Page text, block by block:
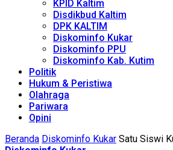
KPID Kaltim
Disdikbud Kaltim
DPK KALTIM
Diskominfo Kukar
Diskominfo PPU
Diskominfo Kab. Kutim
Politik
Hukum & Peristiwa
Olahraga
Pariwara
Opini
Beranda Diskominfo Kukar Satu Siswi